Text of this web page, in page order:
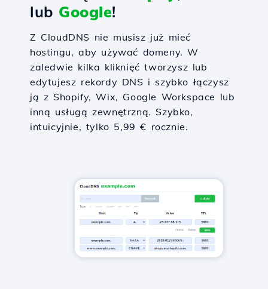
lub Google!
Z CloudDNS nie musisz już mieć
hostingu, aby używać domeny. W
zaledwie kilka kliknięć tworzysz lub
edytujesz rekordy DNS i szybko łączysz
ją z Shopify, Wix, Google Workspace lub
inną usługą zewnętrzną. Szybko,
intuicyjnie, tylko 5,99 € rocznie.